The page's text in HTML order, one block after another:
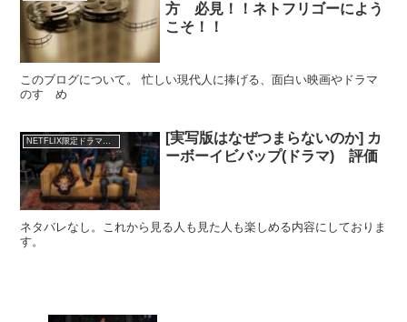
方 必見！！ネトフリゴーによう
こそ！！
このブログについて。 忙しい現代人に捧げる、面白い映画やドラマ
のすゝめ
[実写版はなぜつまらないのか] カ
ーボーイビバップ(ドラマ) 評価
ネタバレなし。これから見る人も見た人も楽しめる内容にしておりま
す。